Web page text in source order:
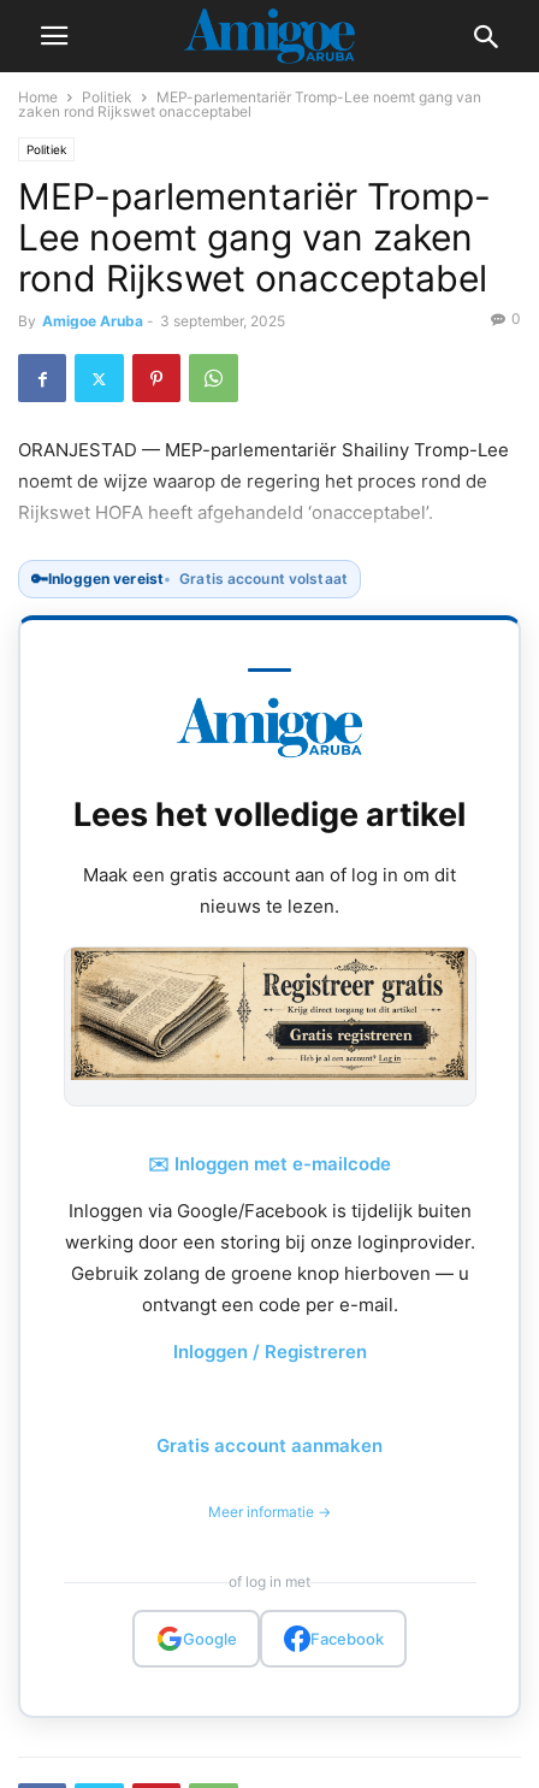
Home Politiek
MEP-parlementariër Tromp-Lee noemt gang van
zaken rond Rijkswet onacceptabel
Politiek
MEP-parlementariër Tromp-
Lee noemt gang van zaken
rond Rijkswet onacceptabel
By Amigoe Aruba - 3 september, 2025 0
ORANJESTAD — MEP-parlementariër Shailiny Tromp-Lee
noemt de wijze waarop de regering het proces rond de
Rijkswet HOFA heeft afgehandeld ‘onacceptabel’.
🔑Inloggen vereist Gratis account volstaat
Lees het volledige artikel
Maak een gratis account aan of log in om dit
nieuws te lezen.
✉️ Inloggen met e-mailcode
Inloggen via Google/Facebook is tijdelijk buiten
werking door een storing bij onze loginprovider.
Gebruik zolang de groene knop hierboven — u
ontvangt een code per e-mail.
Inloggen / Registreren
Gratis account aanmaken
Meer informatie →
of log in met
Google Facebook